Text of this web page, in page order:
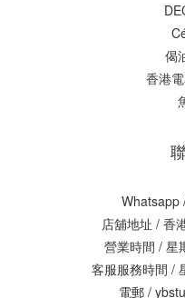
偈
香港
Whatsapp
店舖地址 / 香
營業時間 / 星
客服服務時間 /
電郵 /